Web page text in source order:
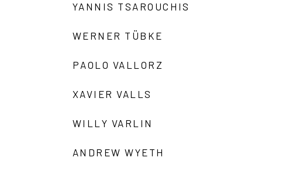
YANNIS TSAROUCHIS
WERNER TÜBKE
PAOLO VALLORZ
XAVIER VALLS
WILLY VARLIN
ANDREW WYETH